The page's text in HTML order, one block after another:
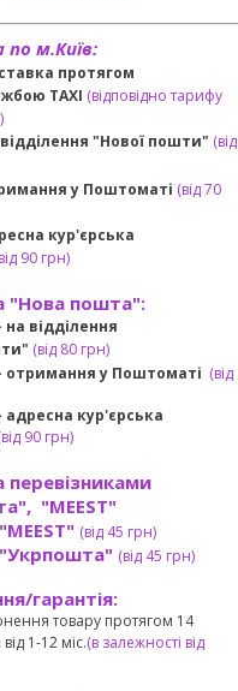
м.Київ:
протягом
TAXI (відповідно тарифу
"Нової пошти" (від
у Поштоматі (від 70
кур'єрська
90 грн)
"Нова пошта":
на відділення
(від 80 грн)
отримання у Поштоматі (від
адресна кур'єрська
від90 грн)
перевізниками
"MEEST"
"MEEST" (від 45 грн)
"Укрпошта" (від 45 грн)
гарантія:
товару протягом 14
1-12 міс.(в залежності від